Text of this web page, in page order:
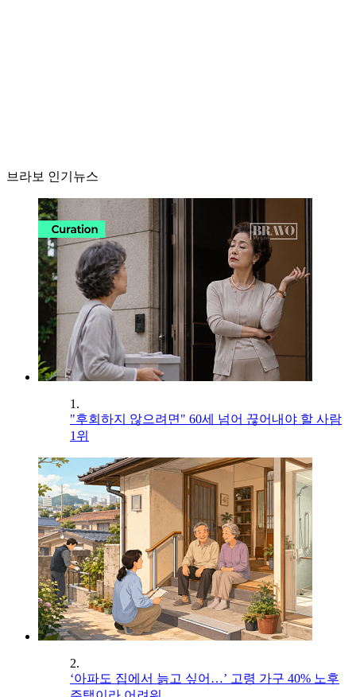
브라보 인기뉴스
1.
"후회하지 않으려면" 60세 넘어 끊어내야 할 사람
1위
2.
‘아파도 집에서 늙고 싶어…’ 고령 가구 40% 노후